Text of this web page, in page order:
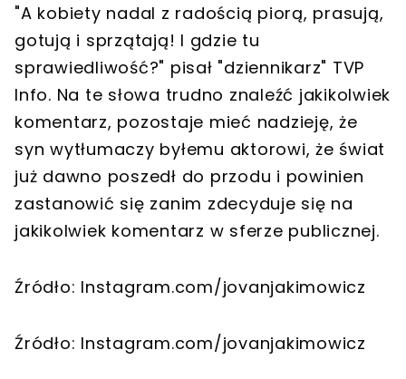
"A kobiety nadal z radością piorą, prasują,
gotują i sprzątają! I gdzie tu
sprawiedliwość?" pisał "dziennikarz" TVP
Info. Na te słowa trudno znaleźć jakikolwiek
komentarz, pozostaje mieć nadzieję, że
syn wytłumaczy byłemu aktorowi, że świat
już dawno poszedł do przodu i powinien
zastanowić się zanim zdecyduje się na
jakikolwiek komentarz w sferze publicznej.
Źródło: Instagram.com/jovanjakimowicz
Źródło: Instagram.com/jovanjakimowicz